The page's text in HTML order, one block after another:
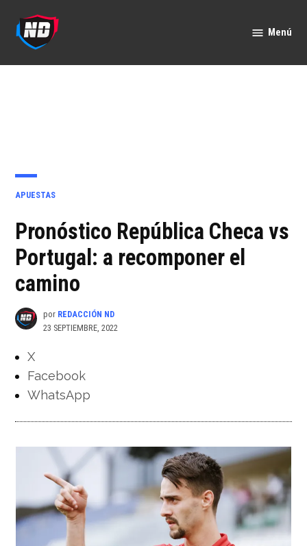
contenido
Menú
PUBLICADO
APUESTAS
Pronóstico República Checa vs
Portugal: a recomponer el
camino
por REDACCIÓN ND
23 SEPTIEMBRE, 2022
X
Facebook
WhatsApp